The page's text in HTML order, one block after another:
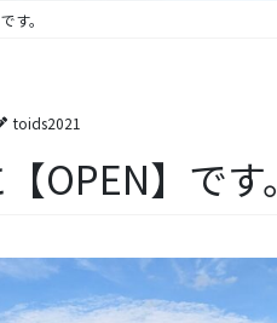
す。
toids2021
OPEN】です。